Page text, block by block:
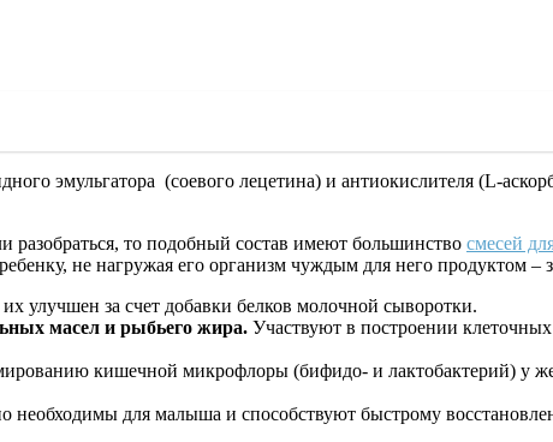
эмульгатора (соевого лецетина) и антиокислителя (L-
разобраться, то подобный состав имеют большинство смесей
не нагружая его организм чуждым для него продуктом –
улучшен за счет добавки белков молочной сыворотки.
масел и рыбьего жира. Участвуют в построении
кишечной микрофлоры (бифидо- и лактобактерий) у
необходимы для малыша и способствуют быстрому